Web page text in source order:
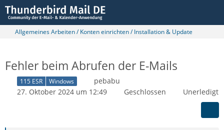
Allgemeines Arbeiten / Konten einrichten / Installation & Update
Fehler beim Abrufen der E-Mails
115 ESR Windows
pebabu
27. Oktober 2024 um 12:49
Geschlossen Unerledigt